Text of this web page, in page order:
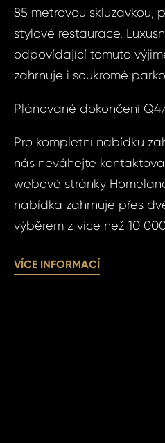
85 metrovou skluzavkou,
stylové restaurace.
odpovídající tomuto
zahrnuje i soukromé
Plánované dokončení
Pro kompletní nabídku
nás neváhejte
webové stránky
nabídka zahrnuje přes
výběrem z více než 10
VÍCE INFORMACÍ